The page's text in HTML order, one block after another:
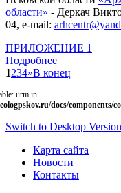
области» - Деркач
04, e-mail:
ПРИЛОЖЕНИЕ 1
Подробнее
1234»В конец
urm in
docs/components/
Switch to Desktop Version
Карта сайта
Новости
Контакты